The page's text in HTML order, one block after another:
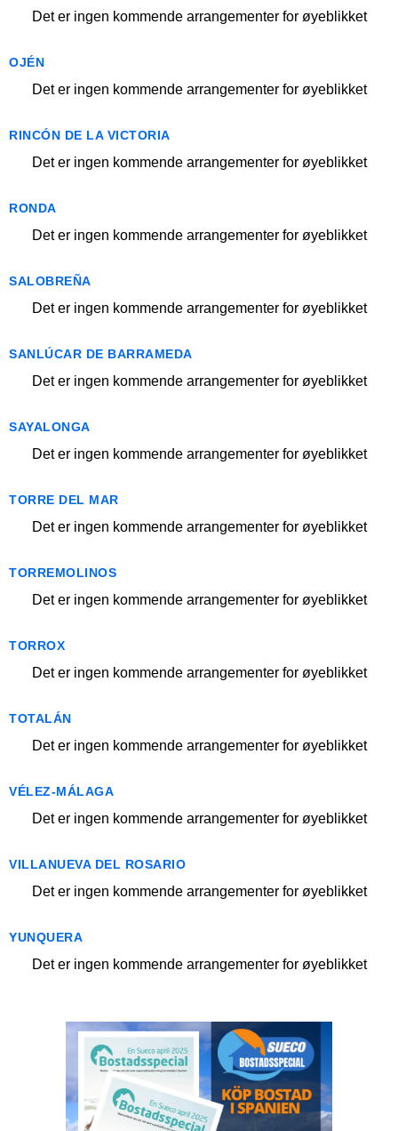
Det er ingen kommende arrangementer for øyeblikket
OJÉN
Det er ingen kommende arrangementer for øyeblikket
RINCÓN DE LA VICTORIA
Det er ingen kommende arrangementer for øyeblikket
RONDA
Det er ingen kommende arrangementer for øyeblikket
SALOBREÑA
Det er ingen kommende arrangementer for øyeblikket
SANLÚCAR DE BARRAMEDA
Det er ingen kommende arrangementer for øyeblikket
SAYALONGA
Det er ingen kommende arrangementer for øyeblikket
TORRE DEL MAR
Det er ingen kommende arrangementer for øyeblikket
TORREMOLINOS
Det er ingen kommende arrangementer for øyeblikket
TORROX
Det er ingen kommende arrangementer for øyeblikket
TOTALÁN
Det er ingen kommende arrangementer for øyeblikket
VÉLEZ-MÁLAGA
Det er ingen kommende arrangementer for øyeblikket
VILLANUEVA DEL ROSARIO
Det er ingen kommende arrangementer for øyeblikket
YUNQUERA
Det er ingen kommende arrangementer for øyeblikket